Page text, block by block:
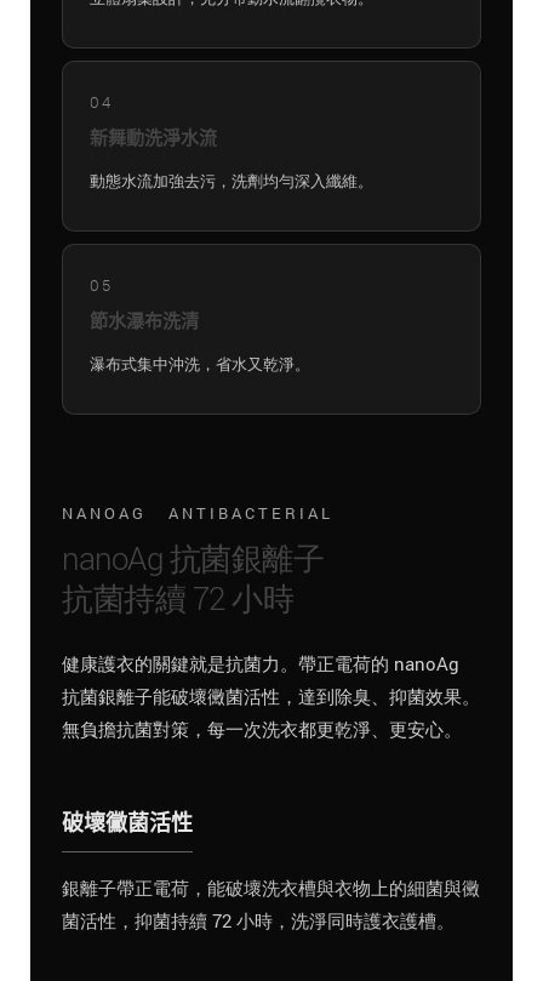
04
新舞動洗淨水流
動態水流加強去污，洗劑均勻深入纖維。
05
節水瀑布洗清
瀑布式集中沖洗，省水又乾淨。
NANOAG ANTIBACTERIAL
nanoAg 抗菌銀離子
抗菌持續 72 小時
健康護衣的關鍵就是抗菌力。帶正電荷的 nanoAg
抗菌銀離子能破壞黴菌活性，達到除臭、抑菌效果。
無負擔抗菌對策，每一次洗衣都更乾淨、更安心。
破壞黴菌活性
銀離子帶正電荷，能破壞洗衣槽與衣物上的細菌與黴
菌活性，抑菌持續 72 小時，洗淨同時護衣護槽。